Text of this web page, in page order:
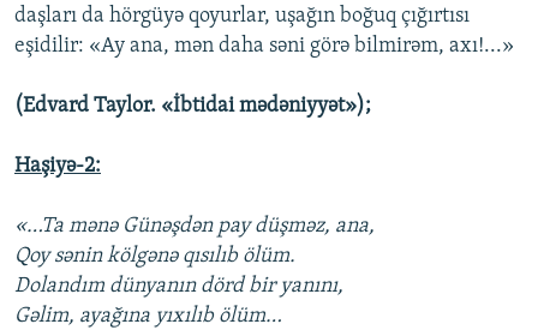
daşları da hörgüyə qoyurlar, uşağın boğuq çığırtısı
eşidilir: «Ay ana, mən daha səni görə bilmirəm, axı!...»
(Edvard Taylor. «İbtidai mədəniyyət»);
Haşiyə-2:
«…Ta mənə Günəşdən pay düşməz, ana,
Qoy sənin kölgənə qısılıb ölüm.
Dolandım dünyanın dörd bir yanını,
Gəlim, ayağına yıxılıb ölüm…